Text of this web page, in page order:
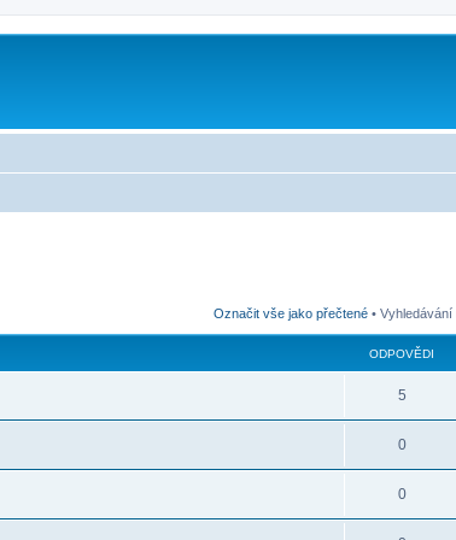
Označit vše jako přečtené •
ODPOVĚDI
5
0
0